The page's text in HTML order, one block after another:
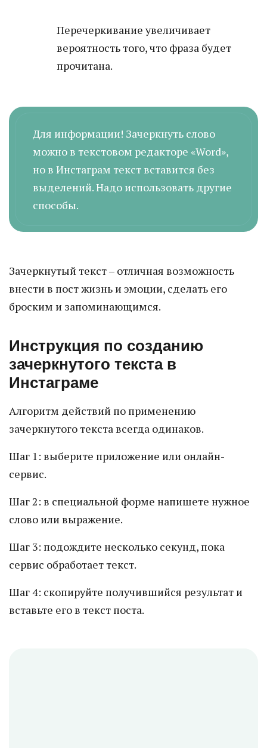
Перечеркивание увеличивает
вероятность того, что фраза будет
прочитана.
Для информации! Зачеркнуть слово
можно в текстовом редакторе «Word»,
но в Инстаграм текст вставится без
выделений. Надо использовать другие
способы.
Зачеркнутый текст – отличная возможность
внести в пост жизнь и эмоции, сделать его
броским и запоминающимся.
Инструкция по созданию
зачеркнутого текста в
Инстаграме
Алгоритм действий по применению
зачеркнутого текста всегда одинаков.
Шаг 1: выберите приложение или онлайн-
сервис.
Шаг 2: в специальной форме напишете нужное
слово или выражение.
Шаг 3: подождите несколько секунд, пока
сервис обработает текст.
Шаг 4: скопируйте получившийся результат и
вставьте его в текст поста.